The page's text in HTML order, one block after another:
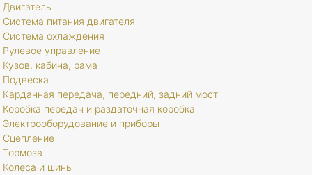
Двигатель
Система питания двигателя
Система охлаждения
Рулевое управление
Кузов, кабина, рама
Подвеска
Карданная передача, передний, задний мост
Коробка передач и раздаточная коробка
Электрооборудование и приборы
Сцепление
Тормоза
Колеса и шины